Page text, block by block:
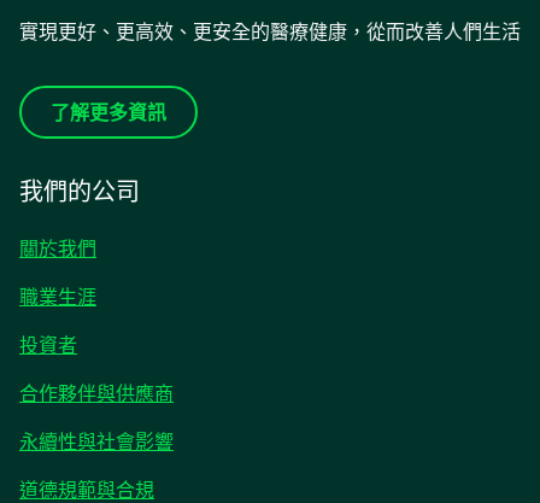
實現更好、更高效、更安全的醫療健康，從而改善人們生活
了解更多資訊
我們的公司
關於我們
職業生涯
投資者opens
a
new
合作夥伴與供應商
永續性與社會影響
道德規範與合規